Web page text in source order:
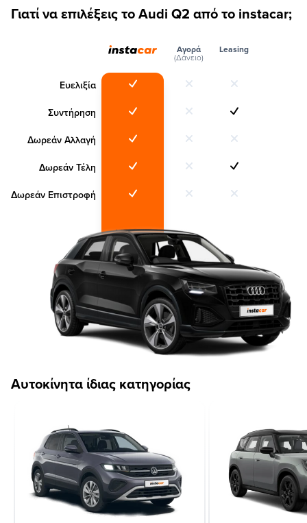
Γιατί να επιλέξεις το Audi Q2 από το instacar;
Ευελιξία
Συντήρηση
Δωρεάν Αλλαγή
Δωρεάν Τέλη
Δωρεάν Επιστροφή
Αγορά
(Δάνειο)
Leasing
Αυτοκίνητα ίδιας κατηγορίας